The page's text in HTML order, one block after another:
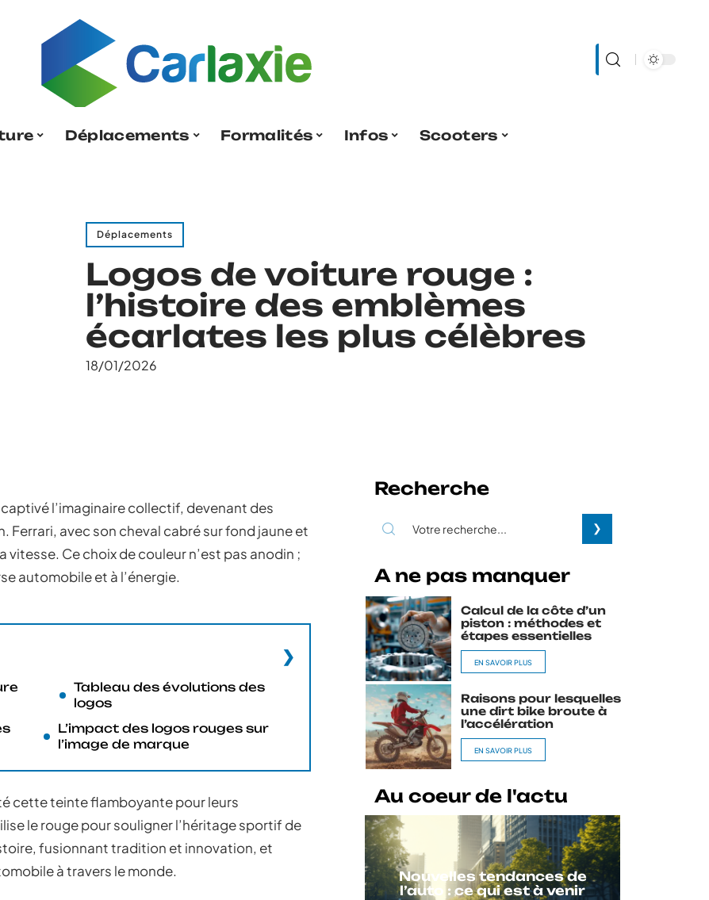
Déplacements Formalités Infos Scooters
Déplacements
Logos de voiture rouge :
l’histoire des emblèmes
écarlates les plus célèbres
18/01/2026
l’imaginaire collectif, devenant des
Ferrari, avec son cheval cabré sur fond jaune et
vitesse. Ce choix de couleur n’est pas anodin ;
automobile et à l’énergie.
Tableau des évolutions des
logos
L’impact des logos rouges sur
l’image de marque
cette teinte flamboyante pour leurs
le rouge pour souligner l’héritage sportif de
fusionnant tradition et innovation, et
à travers le monde.
Recherche
A ne pas manquer
Calcul de la côte d’un
piston : méthodes et
étapes essentielles
EN SAVOIR PLUS
Raisons pour lesquelles
une dirt bike broute à
l’accélération
EN SAVOIR PLUS
Au coeur de l'actu
Nouvelles tendances de
l’auto : ce qui est à venir